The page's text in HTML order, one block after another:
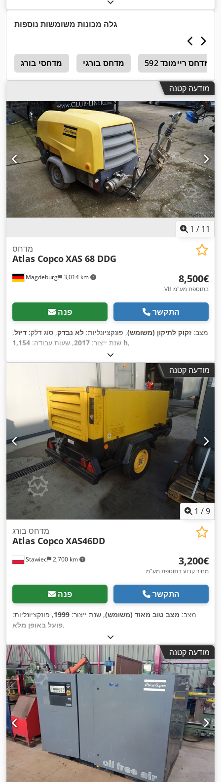
גלה מכונות משומשות נוספות
מדחסי בורג מדחס בורגי מדחס ריימונד 592
מודעה קטנה
1 / 11
Magdeburg 3,014 km
מדחס
Atlas CopcoXAS 68 DDG
‏8,500 ‏€
VB בתוספת מע"מ
פנה התקשר
מצב: זקוק לתיקון (משומש), פונקציונליות: לא נבדק, סוג דלק: דיזל,
שנת ייצור: 2017, שעות עבודה: 1,154 h,
מודעה קטנה
1 /9
Stawiec 2,700 km
מדחס בורג
Atlas CopcoXAS46DD
‏3,200 ‏€
מחיר קבוע בתוספת מע"מ
פנה התקשר
מצב: מצב טוב מאוד (משומש), שנת ייצור: 1999, פונקציונליות:
פועל באופן מלא,
מודעה קטנה